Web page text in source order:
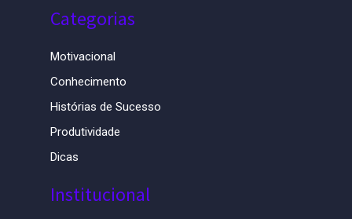
Categorias
Motivacional
Conhecimento
Histórias de Sucesso
Produtividade
Dicas
Institucional